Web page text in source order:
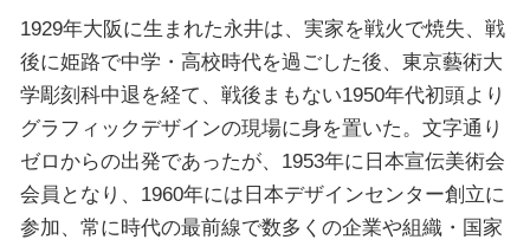
1929年大阪に生まれた永井は、実家を戦火で焼失、戦
後に姫路で中学・高校時代を過ごした後、東京藝術大
学彫刻科中退を経て、戦後まもない1950年代初頭より
グラフィックデザインの現場に身を置いた。文字通り
ゼロからの出発であったが、1953年に日本宣伝美術会
会員となり、1960年には日本デザインセンター創立に
参加、常に時代の最前線で数多くの企業や組織・国家